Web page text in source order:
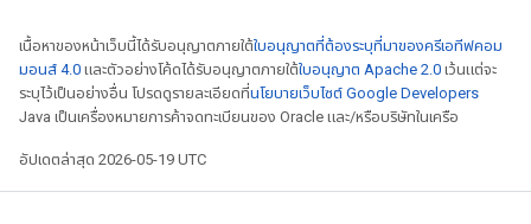
เนื้อหาของหน้าเว็บนี้ได้รับอนุญาตภายใต้ใบอนุญาตที่ต้องระบุที่มาของครีเอทีฟคอม
มอนส์ 4.0 และตัวอย่างโค้ดได้รับอนุญาตภายใต้ใบอนุญาต Apache 2.0 เว้นแต่จะ
ระบุไว้เป็นอย่างอื่น โปรดดูรายละเอียดที่นโยบายเว็บไซต์ Google Developers
Java เป็นเครื่องหมายการค้าจดทะเบียนของ Oracle และ/หรือบริษัทในเครือ
อัปเดตล่าสุด 2026-05-19 UTC